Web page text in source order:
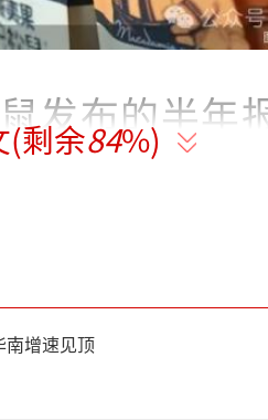
发布的半年
亿元，同比
亿元，同比
松鼠方面在
(剩余84%)
南增速见顶